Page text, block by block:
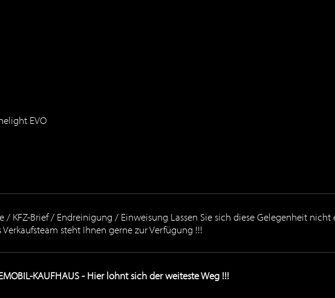
EVO
KFZ-Brief / Endreinigung / Einweisung Lassen Sie sich diese Gelegenheit
steht Ihnen gerne zur Verfügung !!!
KAUFHAUS - Hier lohnt sich der weiteste Weg !!!